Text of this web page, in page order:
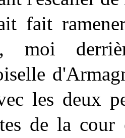
fait
moi
les deux
de la